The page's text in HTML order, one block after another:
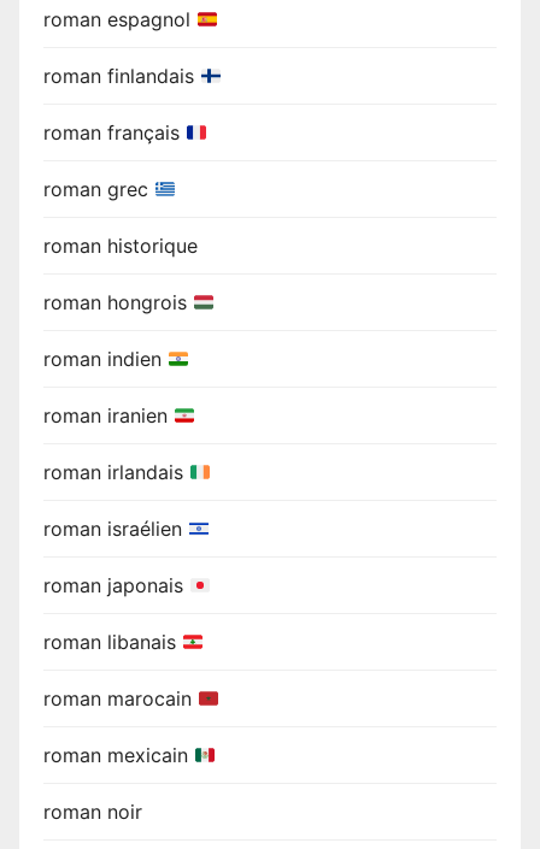
roman espagnol
roman finlandais
roman français
roman grec
roman historique
roman hongrois
roman indien
roman iranien
roman irlandais
roman israélien
roman japonais
roman libanais
roman marocain
roman mexicain
roman noir